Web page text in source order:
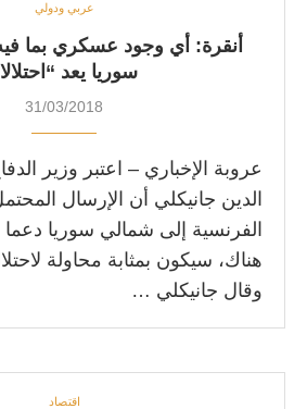
عربي ودولي
أنقرة: أي وجود عسكري بما
سوريا يعد
31/03/2018
عروبة الإخباري – اعتبر وزير
الدين جانيكلي أن الإرسال
الفرنسية إلى شمالي سوريا دعما
هناك، سيكون بمثابة محاولة
وقال جانيكلي …
اقتصاد